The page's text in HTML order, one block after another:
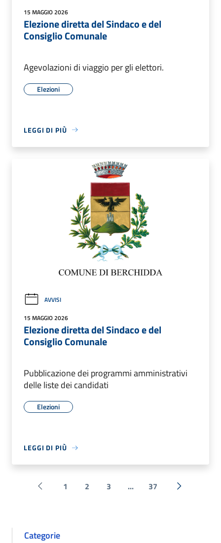
15 MAGGIO 2026
Elezione diretta del Sindaco e del
Consiglio Comunale
Agevolazioni di viaggio per gli elettori.
Elezioni
LEGGI DI PIÙ
AVVISI
15 MAGGIO 2026
Elezione diretta del Sindaco e del
Consiglio Comunale
Pubblicazione dei programmi amministrativi
delle liste dei candidati
Elezioni
LEGGI DI PIÙ
Pagina precedente
1 2 3 ... 37 Successiva
Categorie